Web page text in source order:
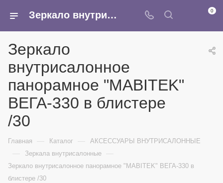
Зеркало внутрисалонное панорамное "MABITEK" ВЕГА-330 в блистере /30 - купить в интернет-магазине Армина 0
Зеркало
внутрисалонное
панорамное "MABITEK"
ВЕГА-330 в блистере
/30
Главная — Каталог — АКСЕССУАРЫ ВНУТРИСАЛОННЫЕ
— Зеркала внутрисалонные —
Зеркало внутрисалонное панорамное "MABITEK" ВЕГА-330 в
блистере /30